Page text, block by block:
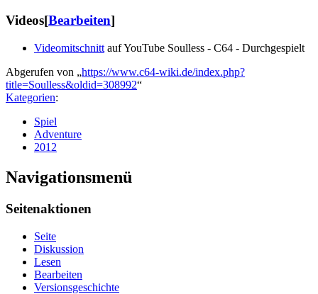
Videos[Bearbeiten]
Videomitschnitt auf YouTube Soulless - C64 - Durchgespielt
Abgerufen von „https://www.c64-wiki.de/index.php?
title=Soulless&oldid=308992“
Kategorien:
Spiel
Adventure
2012
Navigationsmenü
Seitenaktionen
Seite
Diskussion
Lesen
Bearbeiten
Versionsgeschichte